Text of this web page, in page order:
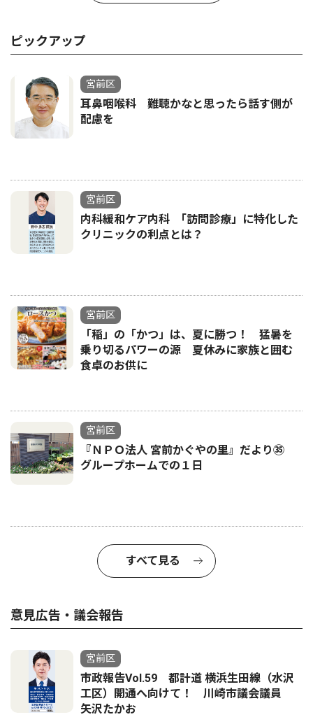
ピックアップ
宮前区
耳鼻咽喉科 難聴かなと思ったら話す側が
配慮を
宮前区
内科緩和ケア内科 ｢訪問診療」に特化した
クリニックの利点とは？
宮前区
「稲」の「かつ」は、夏に勝つ！ 猛暑を
乗り切るパワーの源 夏休みに家族と囲む
食卓のお供に
宮前区
『ＮＰＯ法人 宮前かぐやの里』だより㉟
グループホームでの１日
すべて見る
意見広告・議会報告
宮前区
市政報告Vol.59 都計道 横浜生田線（水沢
工区）開通へ向けて！ 川崎市議会議員
矢沢たかお